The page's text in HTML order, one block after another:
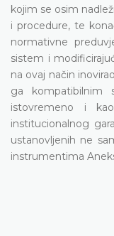
kojim se osim
i procedure, te
normativne
sistem i
na ovaj način
ga kompatibilnim
istovremeno i
institucionalnog
ustanovljenih ne
instrumentima